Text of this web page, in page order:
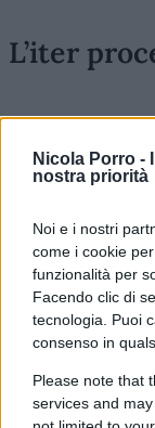
Nicola Porro -
nostra priorità
Noi e i nostri
come i cookie
funzionalità per
Facendo clic di
tecnologia. Puoi
consenso in
Please note that
services and
L’iter
imputati,
delegato delle
(presidente di
settembre
requisitoria
Fusco e
anno e otto
Giuseppe